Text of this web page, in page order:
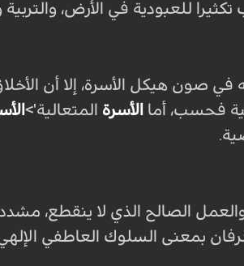
تكثيرا للعبودية في الأرض،
صون هيكل الأسرة، إلا أن
فحسب، أما الأسرة المتعالية'>
والعمل الصالح الذي لا ينقطع،
بمعنى السلوك العاطفي